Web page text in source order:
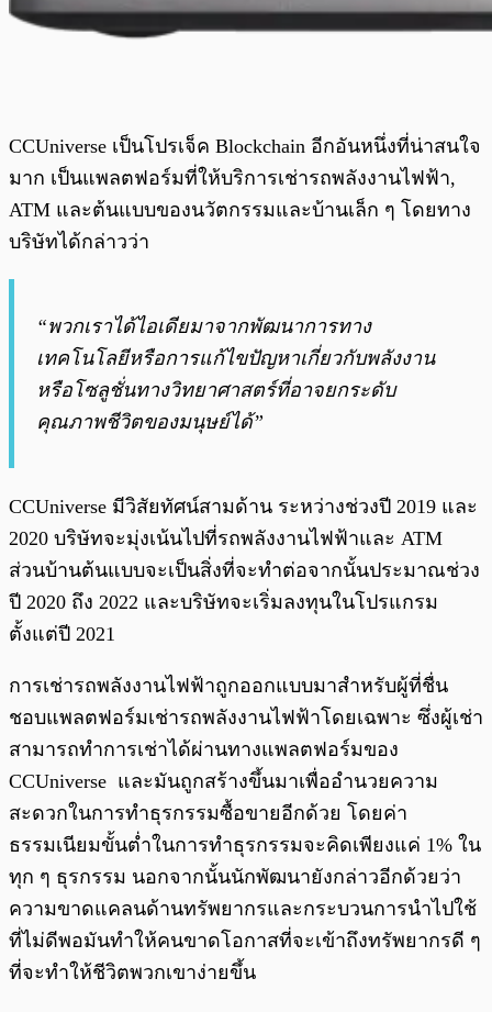
CCUniverse เป็นโปรเจ็ค Blockchain อีกอันหนึ่งที่น่าสนใจ
มาก เป็นแพลตฟอร์มที่ให้บริการเช่ารถพลังงานไฟฟ้า,
ATM และต้นแบบของนวัตกรรมและบ้านเล็ก ๆ โดยทาง
บริษัทได้กล่าวว่า
“พวกเราได้ไอเดียมาจากพัฒนาการทาง
เทคโนโลยีหรือการแก้ไขปัญหาเกี่ยวกับพลังงาน
หรือโซลูชั่นทางวิทยาศาสตร์ที่อาจยกระดับ
คุณภาพชีวิตของมนุษย์ได้”
CCUniverse มีวิสัยทัศน์สามด้าน ระหว่างช่วงปี 2019 และ
2020 บริษัทจะมุ่งเน้นไปที่รถพลังงานไฟฟ้าและ ATM
ส่วนบ้านต้นแบบจะเป็นสิ่งที่จะทำต่อจากนั้นประมาณช่วง
ปี 2020 ถึง 2022 และบริษัทจะเริ่มลงทุนในโปรแกรม
ตั้งแต่ปี 2021
การเช่ารถพลังงานไฟฟ้าถูกออกแบบมาสำหรับผู้ที่ชื่น
ชอบแพลตฟอร์มเช่ารถพลังงานไฟฟ้าโดยเฉพาะ ซึ่งผู้เช่า
สามารถทำการเช่าได้ผ่านทางแพลตฟอร์มของ
CCUniverse และมันถูกสร้างขึ้นมาเพื่ออำนวยความ
สะดวกในการทำธุรกรรมซื้อขายอีกด้วย โดยค่า
ธรรมเนียมขั้นต่ำในการทำธุรกรรมจะคิดเพียงแค่ 1% ใน
ทุก ๆ ธุรกรรม นอกจากนั้นนักพัฒนายังกล่าวอีกด้วยว่า
ความขาดแคลนด้านทรัพยากรและกระบวนการนำไปใช้
ที่ไม่ดีพอมันทำให้คนขาดโอกาสที่จะเข้าถึงทรัพยากรดี ๆ
ที่จะทำให้ชีวิตพวกเขาง่ายขึ้น